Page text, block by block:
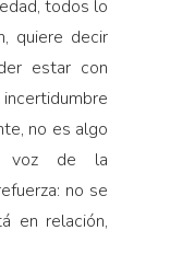
todos lo
quiere decir
estar con
no es algo
voz de la
no se
en relación,